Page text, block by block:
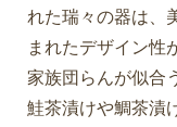
れた瑞々の器は、
まれたデザイン性
家族団らんが似合
鮭茶漬けや鯛茶漬